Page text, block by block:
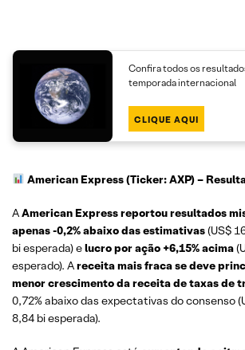
Confira todos os
temporada internacional
CLIQUE AQUI
American Express(Ticker: AXP)–
AAmerican Express reportou resultados
apenas -0,2% abaixo das estimativas(US$
bi esperada) elucro por ação +6,15% acima
esperado). Areceita mais fraca se deve
menor crescimento da receita de taxas de
0,72% abaixo das expectativas do consenso
8,84 bi esperada).